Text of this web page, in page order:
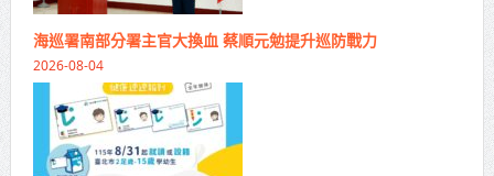
海巡署南部分署主官大換血 蔡順元勉提升巡防戰力
2026-08-04